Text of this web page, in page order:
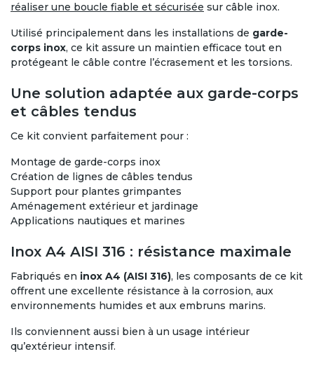
réaliser une boucle fiable et sécurisée sur câble inox.
Utilisé principalement dans les installations de garde-
corps inox, ce kit assure un maintien efficace tout en
protégeant le câble contre l’écrasement et les torsions.
Une solution adaptée aux garde-corps
et câbles tendus
Ce kit convient parfaitement pour :
Montage de garde-corps inox
Création de lignes de câbles tendus
Support pour plantes grimpantes
Aménagement extérieur et jardinage
Applications nautiques et marines
Inox A4 AISI 316 : résistance maximale
Fabriqués en inox A4 (AISI 316), les composants de ce kit
offrent une excellente résistance à la corrosion, aux
environnements humides et aux embruns marins.
Ils conviennent aussi bien à un usage intérieur
qu’extérieur intensif.